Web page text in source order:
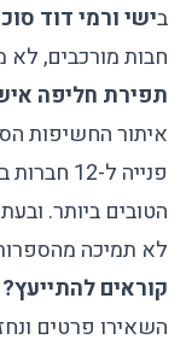
בישי ורמי דוד
חבות מורכבים,
תפירת חליפה
איתור החשיפות
פנייה ל-
הטובים ביותר.
לא תמיכה
קוראים להתייעץ?
השאירו פרטים